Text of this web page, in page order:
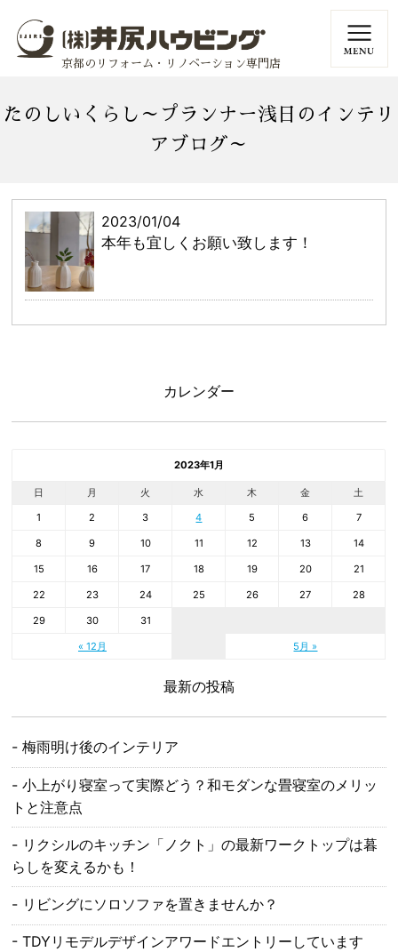
京都のリフォーム・リノベーション専門店
たのしいくらし～プランナー浅日のインテリ
アブログ～
2023/01/04
本年も宜しくお願い致します！
カレンダー
2023年1月
日 月 火 水 木 金 土
« 12月 5月 »
1 2 3 4 5 6 7
8 9 10 11 12 13 14
15 16 17 18 19 20 21
22 23 24 25 26 27 28
29 30 31
最新の投稿
梅雨明け後のインテリア
小上がり寝室って実際どう？和モダンな畳寝室のメリッ
トと注意点
リクシルのキッチン「ノクト」の最新ワークトップは暮
らしを変えるかも！
リビングにソロソファを置きませんか？
TDYリモデルデザインアワードエントリーしています